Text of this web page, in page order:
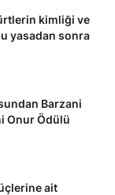
kimliği ve
yasadan sonra
Barzani
Onur Ödülü
ait